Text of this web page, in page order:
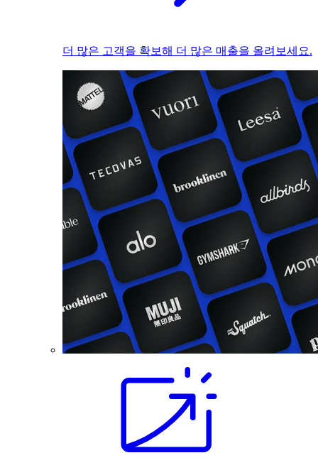
더 많은 고객을 확보해 더 많은 매출을 올려보세요.